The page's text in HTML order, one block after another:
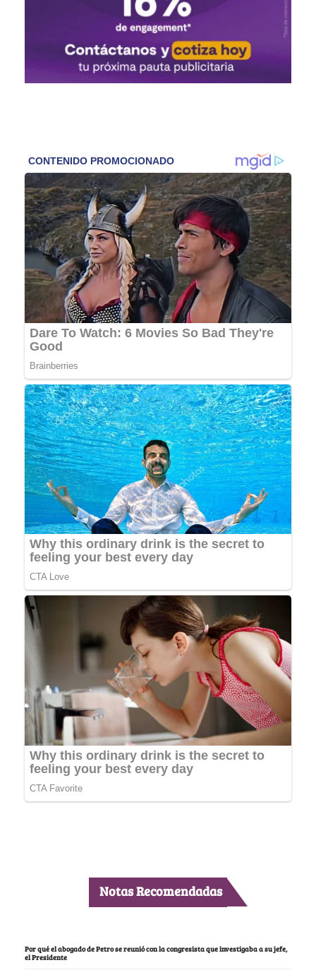
Notas Recomendadas
Por qué el abogado de Petro se reunió con la congresista que investigaba a su jefe,
el Presidente